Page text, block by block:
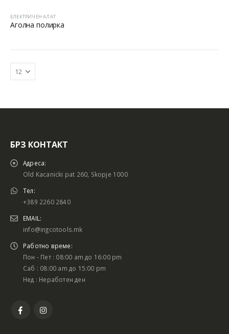
ЕЛЕКТРИЧЕН АЛАТ
Аголна полирка
БРЗ КОНТАКТ
Адреса:
Old Kacanicki pat 260, Skopje 1000
Тел:
+389 2260 2840
EMAIL:
info@ingcotools.mk
Работно време:
Пон - Пет : 08:00 am до 16:00 pm
Саб : 08:00 am до 15:00 pm
Нед : Неработен ден